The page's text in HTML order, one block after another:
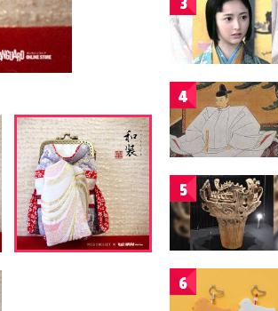
4
5
6